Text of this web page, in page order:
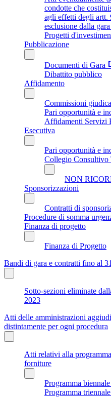
condotte che
agli effetti degli artt.
esclusione dalla
Progetti
Pubblicazione
Documenti di Gara
Dibattito pubblico
Affidamento
Commissioni
Pari opportunità e
Affidamenti Servizi
Esecutiva
Pari opportunità e
Collegio Consultivo
NON
Sponsorizzazioni
Contratti di
Procedure di somma
Finanza di progetto
Finanza di Progetto
Bandi di gara e contratti fino al
Sotto-sezioni eliminate
2023
Atti delle amministrazioni
distintamente per ogni procedura
Atti relativi alla
forniture
Programma
Programma